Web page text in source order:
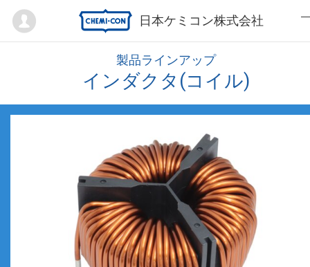
日本ケミコン株式会社
Mypage
製品ラインアップ
インダクタ(コイル)